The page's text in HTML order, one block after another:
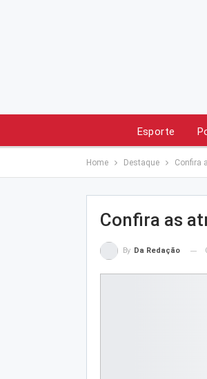
Esporte
Home Destaque Confira
Confira as
By Da Redação